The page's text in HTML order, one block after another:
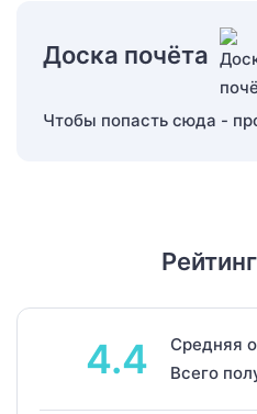
Доска почёта
Чтобы попасть сюда -
4.4
Средняя
Всего